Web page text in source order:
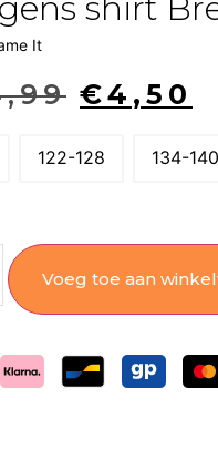
shirt
It
€4,50
122-128 134-140
Voeg toe aan